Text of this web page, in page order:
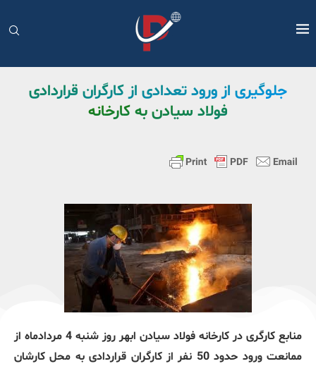
جلوگیری از ورود تعدادی از کارگران قراردادی
فولاد سیادن به کارخانه
منابع کارگری در کارخانه فولاد سیادن ابهر روز شنبه 4 مردادماه از
ممانعت ورود حدود 50 نفر از کارگران قراردادی به محل کارشان